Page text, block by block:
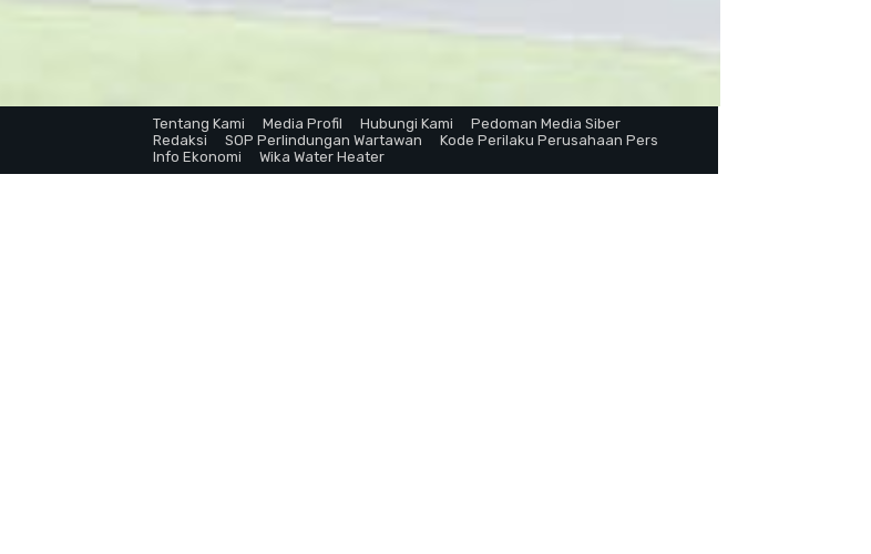
Tentang Kami Media Profil Hubungi Kami
Pedoman Media Siber
Redaksi
SOP Perlindungan Wartawan
Kode Perilaku Perusahaan Pers
Info Ekonomi
Wika Water Heater